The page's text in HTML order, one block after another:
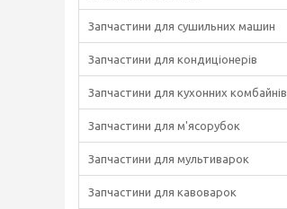
Запчастини для сушильних машин
Запчастини для кондиціонерів
Запчастини для кухонних комбайнів
Запчастини для м'ясорубок
Запчастини для мультиварок
Запчастини для кавоварок